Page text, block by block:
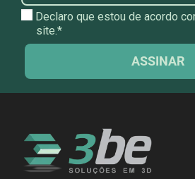
Declaro que estou de acordo
site.*
ASSINAR